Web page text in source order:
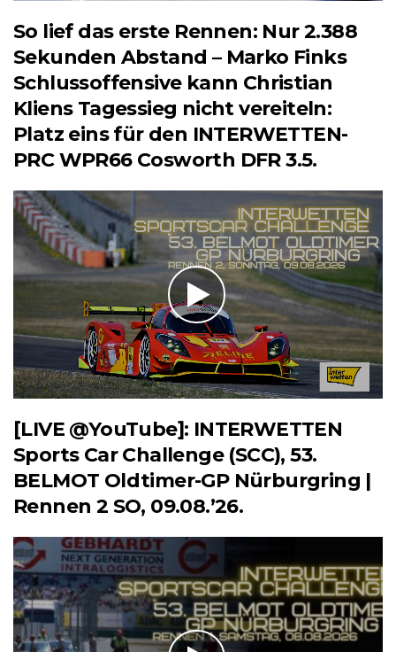
So lief das erste Rennen: Nur 2.388
Sekunden Abstand – Marko Finks
Schlussoffensive kann Christian
Kliens Tagessieg nicht vereiteln:
Platz eins für den INTERWETTEN-
PRC WPR66 Cosworth DFR 3.5.
[LIVE @YouTube]: INTERWETTEN
Sports Car Challenge (SCC), 53.
BELMOT Oldtimer-GP Nürburgring |
Rennen 2 SO, 09.08.’26.